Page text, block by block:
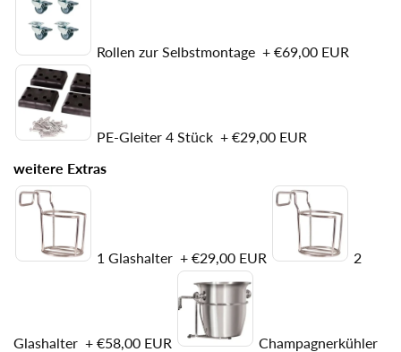
Rollen zur Selbstmontage + €69,00 EUR
PE-Gleiter 4 Stück + €29,00 EUR
weitere Extras
1 Glashalter + €29,00 EUR 2
Glashalter + €58,00 EUR Champagnerkühler